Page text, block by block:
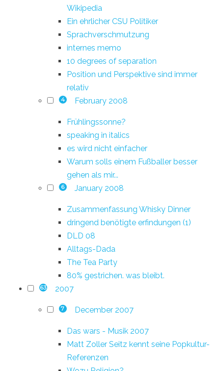
Wikipedia
Ein ehrlicher CSU Politiker
Sprachverschmutzung
internes memo
10 degrees of separation
Position und Perspektive sind immer
relativ
4 February 2008
Frühlingssonne?
speaking in italics
es wird nicht einfacher
Warum solls einem Fußballer besser
gehen als mir...
6 January 2008
Zusammenfassung Whisky Dinner
dringend benötigte erfindungen (1)
DLD 08
Alltags-Dada
The Tea Party
80% gestrichen. was bleibt.
63 2007
7 December 2007
Das wars - Musik 2007
Matt Zoller Seitz kennt seine Popkultur-
Referenzen